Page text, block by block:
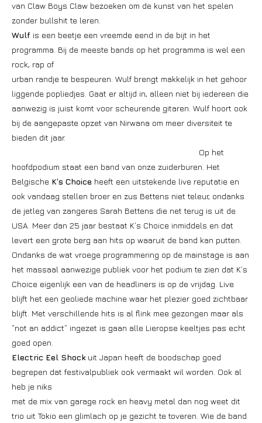
van Claw Boys Claw bezoeken om de kunst van het spelen
zonder bullshit te leren.
Wulf is een beetje een vreemde eend in de bijt in het
programma. Bij de meeste bands op het programma is wel een
rock, rap of
urban randje te bespeuren. Wulf brengt makkelijk in het gehoor
liggende popliedjes. Gaat er altijd in, alleen niet bij iedereen die
aanwezig is juist komt voor scheurende gitaren. Wulf hoort ook
bij de aangepaste opzet van Nirwana om meer diversiteit te
bieden dit jaar.
Op het
hoofdpodium staat een band van onze zuiderburen. Het
Belgische K’s Choice heeft een uitstekende live reputatie en
ook vandaag stellen broer en zus Bettens niet teleur, ondanks
de jetleg van zangeres Sarah Bettens die net terug is uit de
USA. Meer dan 25 jaar bestaat K’s Choice inmiddels en dat
levert een grote berg aan hits op waaruit de band kan putten.
Ondanks de wat vroege programmering op de mainstage is aan
het massaal aanwezige publiek voor het podium te zien dat K’s
Choice eigenlijk een van de headliners is op de vrijdag. Live
blijft het een geoliede machine waar het plezier goed zichtbaar
blijft. Met verschillende hits is al flink mee gezongen maar als
“not an addict” ingezet is gaan alle Lieropse keeltjes pas echt
goed open.
Electric Eel Shock uit Japan heeft de boodschap goed
begrepen dat festivalpubliek ook vermaakt wil worden. Ook al
heb je niks
met de mix van garage rock en heavy metal dan nog weet dit
trio uit Tokio een glimlach op je gezicht te toveren. Wie de band